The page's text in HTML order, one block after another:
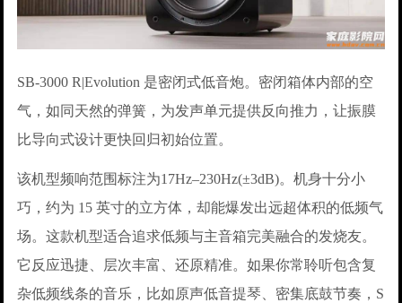
SB-3000 R|Evolution 是密闭式低音炮。密闭箱体内部的空
气，如同天然的弹簧，为发声单元提供反向推力，让振膜
比导向式设计更快回归初始位置。
该机型频响范围标注为17Hz–230Hz(±3dB)。机身十分小
巧，约为 15 英寸的立方体，却能爆发出远超体积的低频气
场。这款机型适合追求低频与主音箱完美融合的发烧友。
它反应迅捷、层次丰富、还原精准。如果你常聆听包含复
杂低频线条的音乐，比如原声低音提琴、密集底鼓节奏，S